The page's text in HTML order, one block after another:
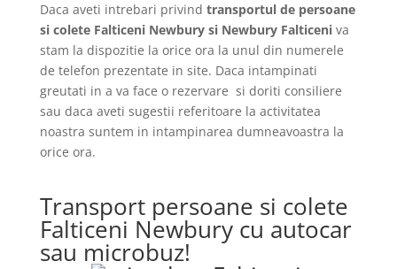
Daca aveti intrebari privind transportul de persoane
si colete Falticeni Newbury si Newbury Falticeni va
stam la dispozitie la orice ora la unul din numerele
de telefon prezentate in site. Daca intampinati
greutati in a va face o rezervare si doriti consiliere
sau daca aveti sugestii referitoare la activitatea
noastra suntem in intampinarea dumneavoastra la
orice ora.
Transport persoane si colete
Falticeni Newbury cu autocar
sau microbuz!